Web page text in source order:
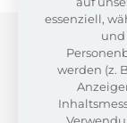
essenziell,
und
werden (z.